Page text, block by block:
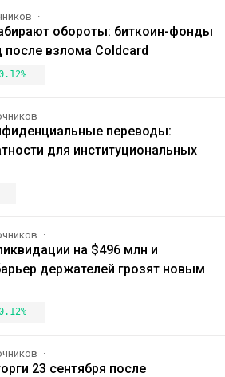
обороты: биткоин-фонды
после взлома Coldcard
переводы:
для институциональных
на $496 млн и
держателей грозят новым
23 сентября после